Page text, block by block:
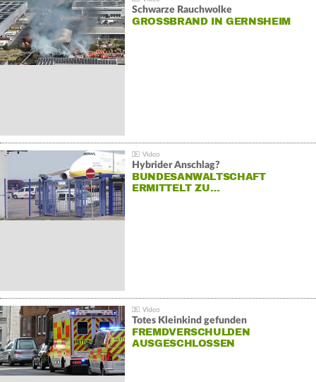
Schwarze Rauchwolke
GROSSBRAND IN GERNSHEIM
Hybrider Anschlag?
BUNDESANWALTSCHAFT
ERMITTELT ZU…
Totes Kleinkind gefunden
FREMDVERSCHULDEN
AUSGESCHLOSSEN